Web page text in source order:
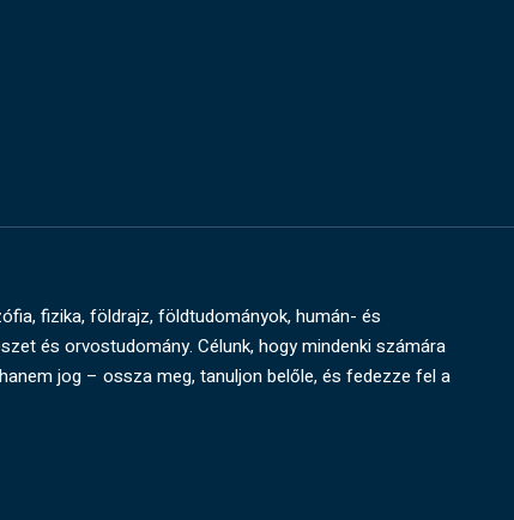
fizika, földrajz, földtudományok, humán- és
és orvostudomány. Célunk, hogy mindenki számára
jog – ossza meg, tanuljon belőle, és fedezze fel a